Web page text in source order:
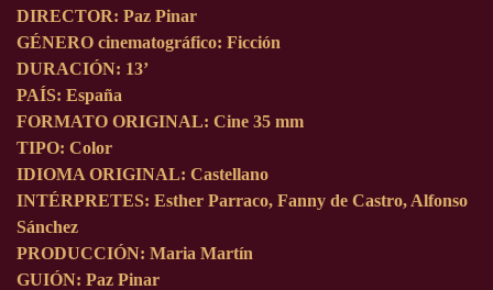
DIRECTOR: Paz Pinar
GÉNERO cinematográfico: Ficción
DURACIÓN: 13’
PAÍS: España
FORMATO ORIGINAL: Cine 35 mm
TIPO: Color
IDIOMA ORIGINAL: Castellano
INTÉRPRETES: Esther Parraco, Fanny de Castro, Alfonso
Sánchez
PRODUCCIÓN: Maria Martín
GUIÓN: Paz Pinar